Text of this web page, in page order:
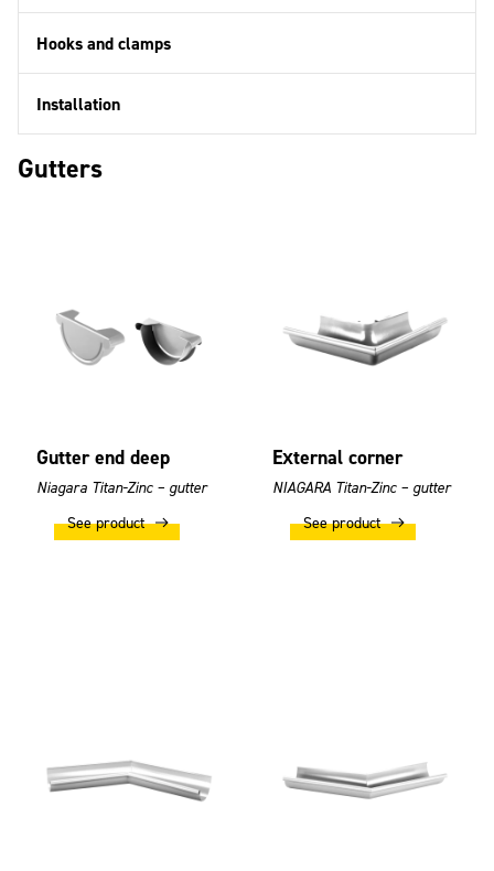
Hooks and clamps
Installation
Gutters
Gutter end deep
Niagara Titan-Zinc – gutter
See product
External corner
NIAGARA Titan-Zinc – gutter
See product